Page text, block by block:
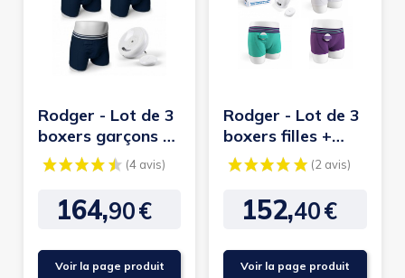
Rodger - Lot de 3
boxers garçons +
alarme stop pipi
sans fil
Prix
164,90€
Voir la page produit
Rodger - Lot de 3
boxers filles +
alarme stop pipi
sans fil
Prix
152,40€
Voir la page produit